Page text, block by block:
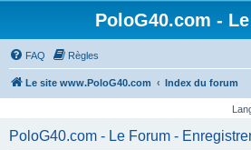
PoloG40.com -
FAQ Règles
Le site www.PoloG40.com Index du forum
PoloG40.com - Le Forum -